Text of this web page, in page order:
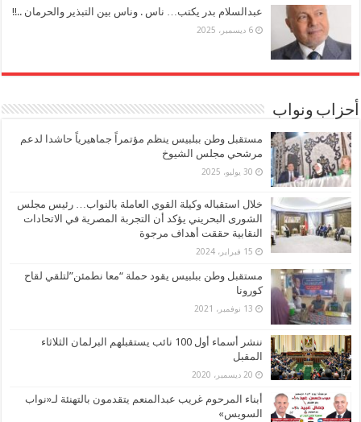
عبدالسلام بدر يكتب… ناس . وناس بين التبذير والحرمان ..!!
6 ديسمبر، 2025
أحزاب ونواب
مستقبل وطن ببلبيس ينظم مؤتمراً جماهيرياً حاشدا لدعم
مرشحي مجلس الشيوخ
30 يوليو، 2025
خلال استقباله وكيلة القوي العاملة بالنواب… رئيس مجلس
الشورى البحريني يؤكد أن التجربة المصرية في الاتحادات
النقابية حققت أهداف مرجوة
15 فبراير، 2024
مستقبل وطن ببلبيس يقود حملة “معا نطمئن”لتلقي لقاح
كورونا
13 نوفمبر، 2021
ننشر أسماء أول 100 نائب يستقبلهم البرلمان الثلاثاء
المقبل
20 ديسمبر، 2020
أبناء المرحوم غريب عبدالمنعم يتقدمون بالتهنئة لـ«نواب
السويس»